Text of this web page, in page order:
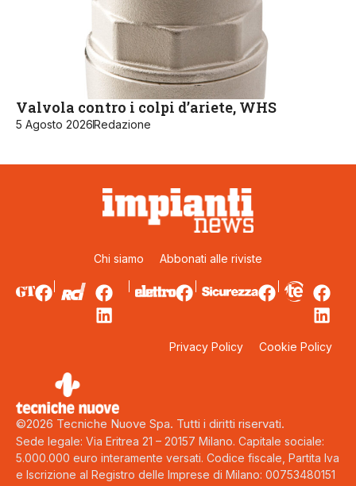
Valvola contro i colpi d’ariete, WHS
5 Agosto 2026Redazione
Chi siamo Abbonati alle riviste
Privacy Policy Cookie Policy
©2026 Tecniche Nuove Spa. Tutti i diritti riservati.
Sede legale: Via Eritrea 21 – 20157 Milano. Capitale sociale:
5.000.000 euro interamente versati. Codice fiscale, Partita Iva
e Iscrizione al Registro delle Imprese di Milano: 00753480151